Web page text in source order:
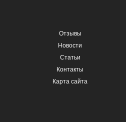
Отзывы
Новости
Статьи
Контакты
Карта сайта